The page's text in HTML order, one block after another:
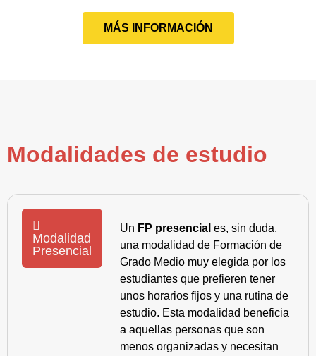
MÁS INFORMACIÓN
Modalidades de estudio
Modalidad
Presencial
Un FP presencial es, sin duda,
una modalidad de Formación de
Grado Medio muy elegida por los
estudiantes que prefieren tener
unos horarios fijos y una rutina de
estudio. Esta modalidad beneficia
a aquellas personas que son
menos organizadas y necesitan